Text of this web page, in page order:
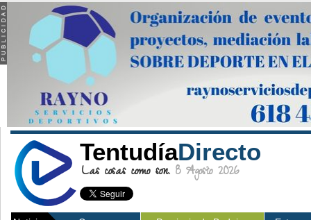
TentudíaDirecto
Las cosas como son. 8 Agosto 2026